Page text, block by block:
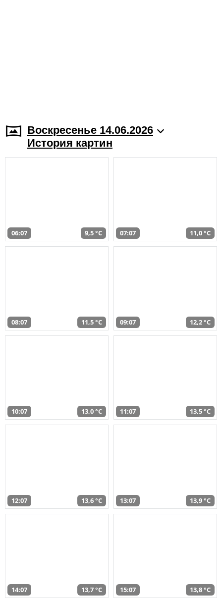
Воскресенье 14.06.2026
История картин
06:07 9,5 °C 07:07 11,0 °C
08:07 11,5 °C 09:07 12,2 °C
10:07 13,0 °C 11:07 13,5 °C
12:07 13,6 °C 13:07 13,9 °C
14:07 13,7 °C 15:07 13,8 °C